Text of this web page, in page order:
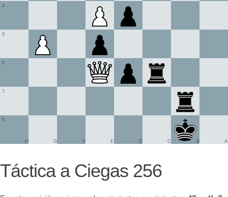
4
5
6
7
8
A
B
C
D
E
F
G
H
Táctica a Ciegas 256